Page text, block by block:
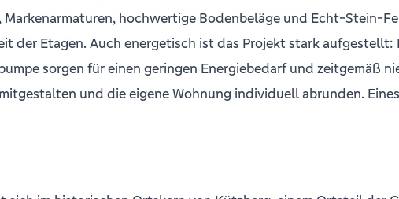
hochwertige Bodenbeläge und Echt-Stein-
der Etagen. Auch energetisch ist das Projekt stark
sorgen für einen geringen Energiebedarf und zeitgemäß
und die eigene Wohnung individuell abrunden.